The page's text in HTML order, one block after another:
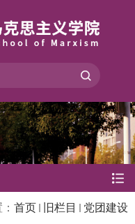
首页 旧栏目 党团建设